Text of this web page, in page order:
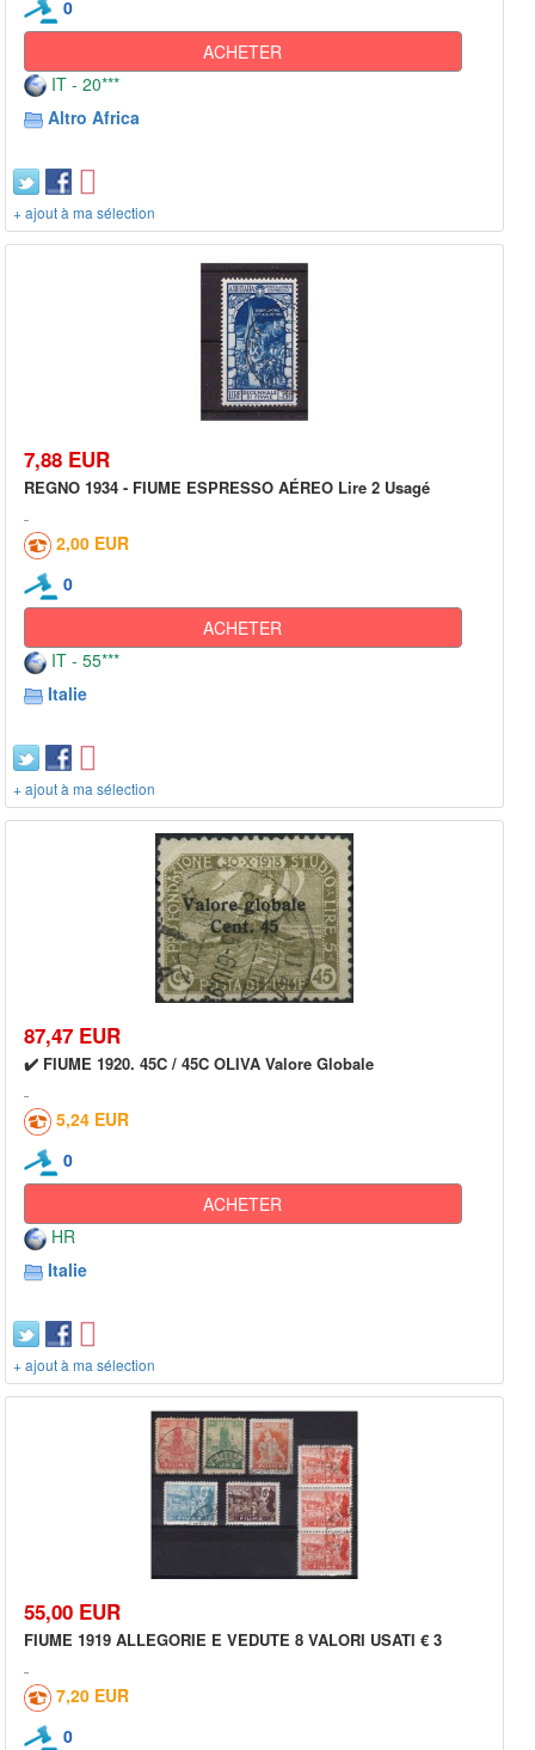
0
ACHETER
IT - 20***
Altro Africa
+ ajout à ma sélection
7,88 EUR
REGNO 1934 - FIUME ESPRESSO AÉREO Lire 2 Usagé
2,00 EUR
0
ACHETER
IT - 55***
Italie
+ ajout à ma sélection
87,47 EUR
✔️ FIUME 1920. 45C / 45C OLIVA Valore Globale
5,24 EUR
0
ACHETER
HR
Italie
+ ajout à ma sélection
55,00 EUR
FIUME 1919 ALLEGORIE E VEDUTE 8 VALORI USATI € 3
7,20 EUR
0